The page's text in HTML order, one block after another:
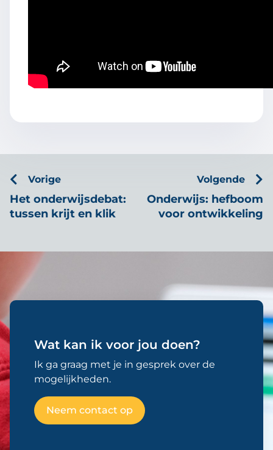
Vorige
Het onderwijsdebat:
tussen krijt en klik
Volgende
Onderwijs: hefboom
voor ontwikkeling
Wat kan ik voor jou doen?
Ik ga graag met je in gesprek over de
mogelijkheden.
Neem contact op